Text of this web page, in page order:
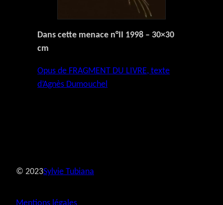
Dans cette menace n°II 1998 – 30×30
cm
Opus de FRAGMENT DU LIVRE, texte
d’Agnès Dumouchel
© 2023Sylvie Tubiana